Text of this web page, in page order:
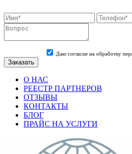
Даю согласие на обработку
О НАС
РЕЕСТР ПАРТНЕРОВ
ОТЗЫВЫ
КОНТАКТЫ
БЛОГ
ПРАЙС НА УСЛУГИ